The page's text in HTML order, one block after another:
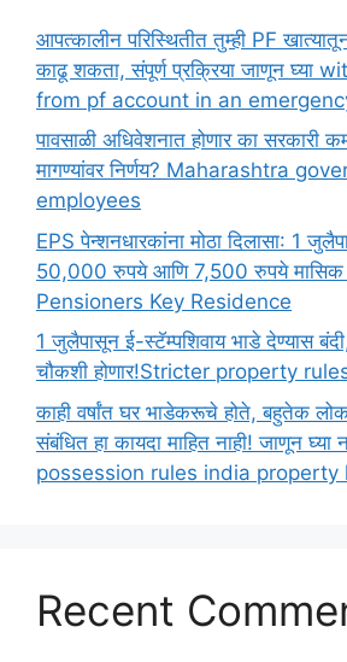
आपत्कालीन परिस्थितीत तुम्ही PF
काढू शकता, संपूर्ण प्रक्रिया जाणून घ्या
from pf account in an
पावसाळी अधिवेशनात होणार का सरकारी
मागण्यांवर निर्णय? Maharashtra
employees
EPS पेन्शनधारकांना मोठा दिलासा: 1
50,000 रुपये आणि 7,500 रुपये मासिक
Pensioners Key Residence
1 जुलैपासून ई-स्टॅम्पशिवाय भाडे देण्यास
चौकशी होणार!Stricter property
काही वर्षांत घर भाडेकरूचे होते, बहुतेक
संबंधित हा कायदा माहित नाही! जाणून घ्या
possession rules india property
Recent